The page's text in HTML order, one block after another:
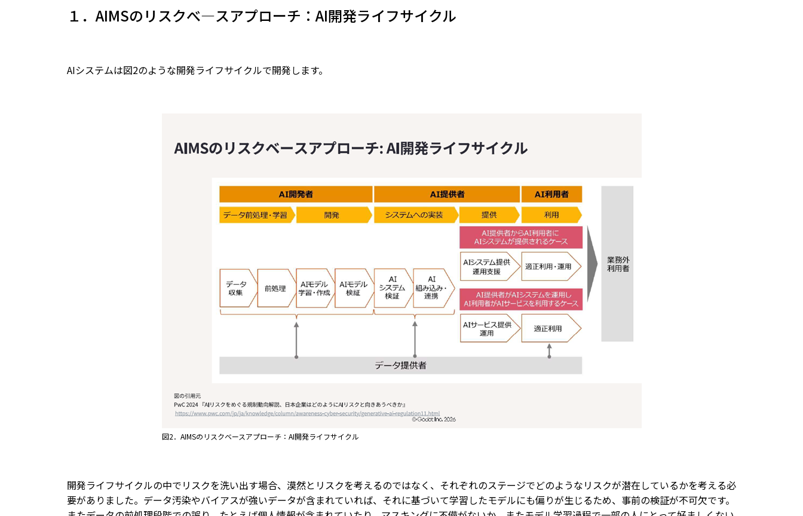
１．AIMSのリスクべ—スアプローチ：AI開発ライフサイクル
AIシステムは図2のような開発ライフサイクルで開発します。
図2．AIMSのリスクベースアプローチ：AI開発ライフサイクル
開発ライフサイクルの中でリスクを洗い出す場合、漠然とリスクを考えるのではなく、それぞれのステージでどのようなリスクが潜在しているかを考える必
要がありました。データ汚染やバイアスが強いデータが含まれていれば、それに基づいて学習したモデルにも偏りが生じるため、事前の検証が不可欠です。